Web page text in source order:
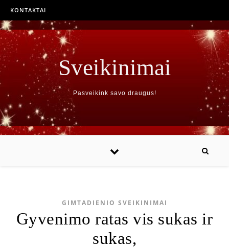
KONTAKTAI
Sveikinimai
Pasveikink savo draugus!
GIMTADIENIO SVEIKINIMAI
Gyvenimo ratas vis sukas ir
sukas,